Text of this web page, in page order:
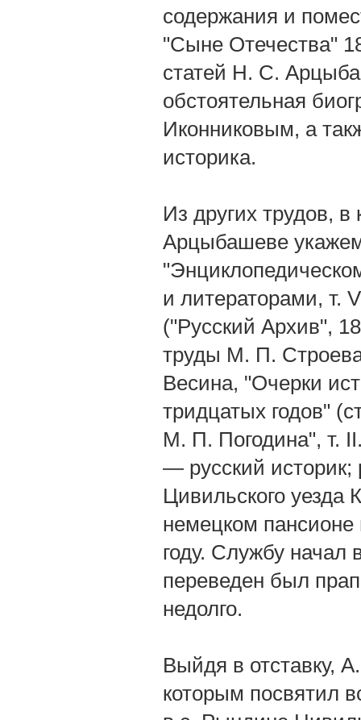
содержания и
"Сыне Отечества"
статей H. C.
обстоятельная
Иконниковым, а
историка.
Из других трудов,
Арцыбашеве
и литераторами, т.
("Русский Архив",
труды М. П.
Весина, "Очерки
тридцатых годов"
М. П. Погодина", т.
— русский историк;
Цивильского уезда
немецком пансионе
году. Службу начал
переведен был
недолго.
Выйдя в отставку,
которым посвятил